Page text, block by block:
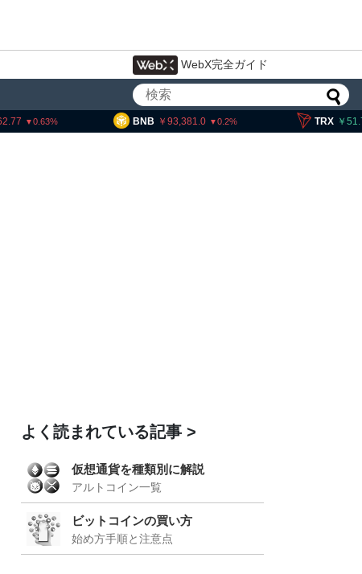
WebX完全ガイド
93,381.0 0.2 51.76 0.31
上院採決が9
よく読まれている記事
仮想通貨を種類別に解説
アルトコイン一覧
ビットコインの買い方
始め方手順と注意点